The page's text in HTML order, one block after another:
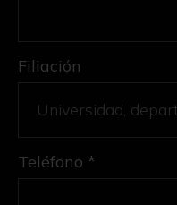
Filiación
Teléfono *